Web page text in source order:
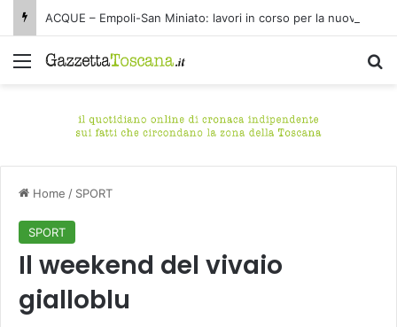
Menu
Home / SPORT
SPORT
Il weekend del vivaio
gialloblu